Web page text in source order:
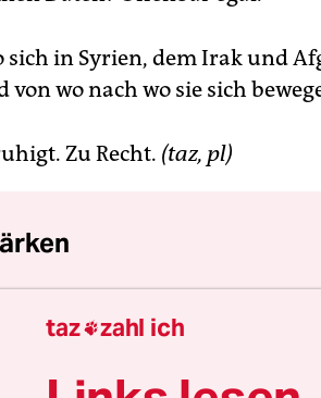
sich in Syrien, dem Irak und
wo nach wo sie sich
Zu Recht. (taz, pl)
Kräfte inzwischen
Zusammenhalt und Solidarität.
taz zahl ich